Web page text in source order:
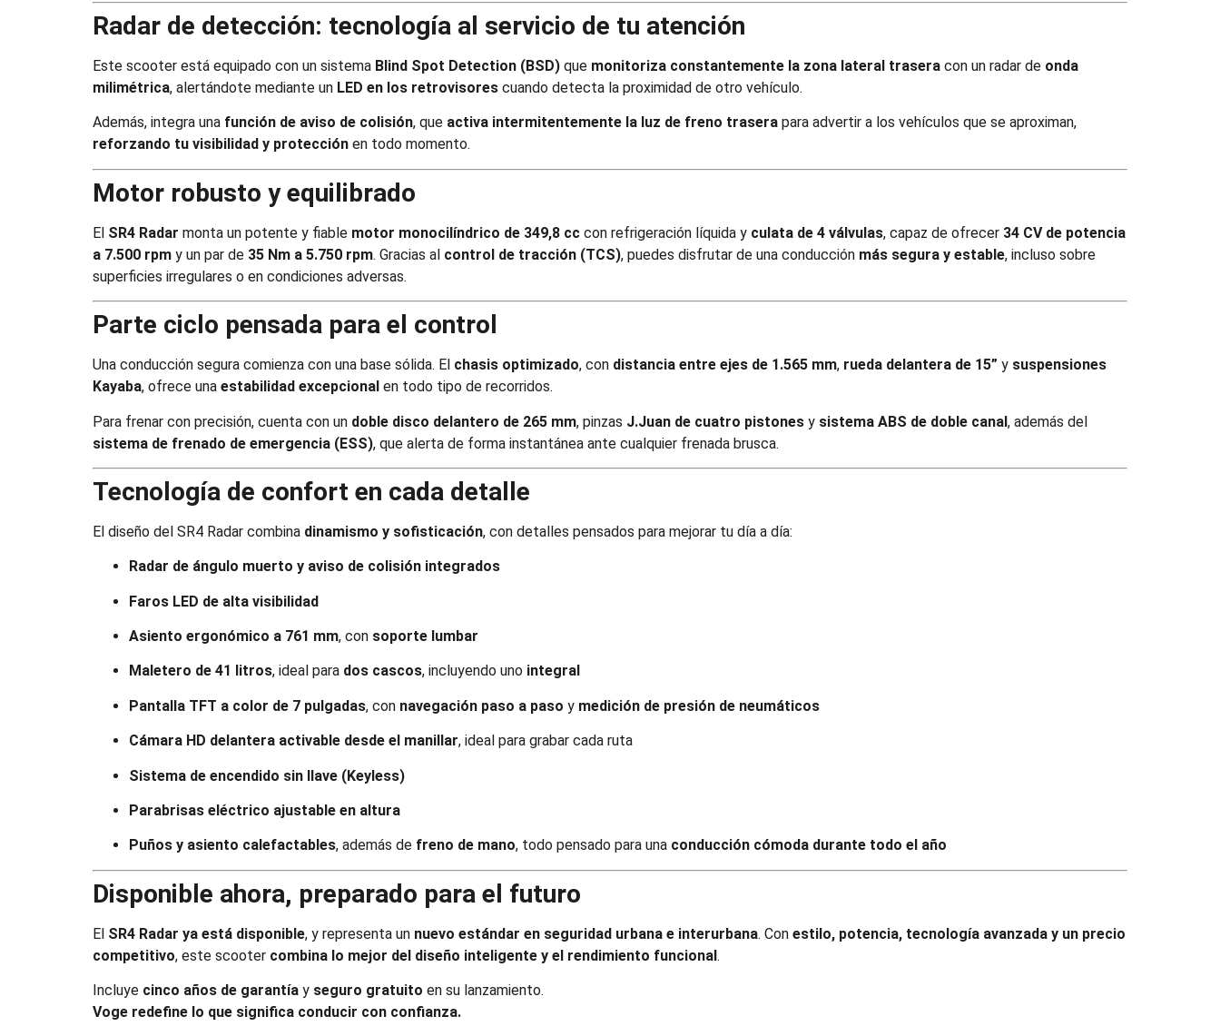
Radar de detección: tecnología al servicio de tu atención
Este scooter está equipado con un sistema Blind Spot Detection (BSD) que monitoriza constantemente la zona lateral trasera con un radar de onda
milimétrica, alertándote mediante un LED en los retrovisores cuando detecta la proximidad de otro vehículo.
Además, integra una función de aviso de colisión, que activa intermitentemente la luz de freno trasera para advertir a los vehículos que se aproximan,
reforzando tu visibilidad y protección en todo momento.
Motor robusto y equilibrado
El SR4 Radar monta un potente y fiable motor monocilíndrico de 349,8 cc con refrigeración líquida y culata de 4 válvulas, capaz de ofrecer 34 CV de potencia
a 7.500 rpm y un par de 35 Nm a 5.750 rpm. Gracias al control de tracción (TCS), puedes disfrutar de una conducción más segura y estable, incluso sobre
superficies irregulares o en condiciones adversas.
Parte ciclo pensada para el control
Una conducción segura comienza con una base sólida. El chasis optimizado, con distancia entre ejes de 1.565 mm, rueda delantera de 15” y suspensiones
Kayaba, ofrece una estabilidad excepcional en todo tipo de recorridos.
Para frenar con precisión, cuenta con un doble disco delantero de 265 mm, pinzas J.Juan de cuatro pistones y sistema ABS de doble canal, además del
sistema de frenado de emergencia (ESS), que alerta de forma instantánea ante cualquier frenada brusca.
Tecnología de confort en cada detalle
El diseño del SR4 Radar combina dinamismo y sofisticación, con detalles pensados para mejorar tu día a día:
Radar de ángulo muerto y aviso de colisión integrados
Faros LED de alta visibilidad
Asiento ergonómico a 761 mm, con soporte lumbar
Maletero de 41 litros, ideal para dos cascos, incluyendo uno integral
Pantalla TFT a color de 7 pulgadas, con navegación paso a paso y medición de presión de neumáticos
Cámara HD delantera activable desde el manillar, ideal para grabar cada ruta
Sistema de encendido sin llave (Keyless)
Parabrisas eléctrico ajustable en altura
Puños y asiento calefactables, además de freno de mano, todo pensado para una conducción cómoda durante todo el año
Disponible ahora, preparado para el futuro
El SR4 Radar ya está disponible, y representa un nuevo estándar en seguridad urbana e interurbana. Con estilo, potencia, tecnología avanzada y un precio
competitivo, este scooter combina lo mejor del diseño inteligente y el rendimiento funcional.
Incluye cinco años de garantía y seguro gratuito en su lanzamiento.
Voge redefine lo que significa conducir con confianza.